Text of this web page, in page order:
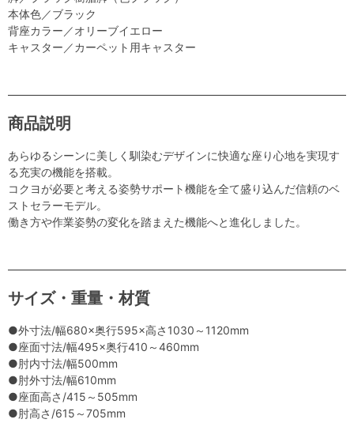
本体色／ブラック
背座カラー／オリーブイエロー
キャスター／カーペット用キャスター
商品説明
あらゆるシーンに美しく馴染むデザインに快適な座り心地を実現す
る充実の機能を搭載。
コクヨが必要と考える姿勢サポート機能を全て盛り込んだ信頼のベ
ストセラーモデル。
働き方や作業姿勢の変化を踏まえた機能へと進化しました。
サイズ・重量・材質
●外寸法/幅680×奥行595×高さ1030～1120mm
●座面寸法/幅495×奥行410～460mm
●肘内寸法/幅500mm
●肘外寸法/幅610mm
●座面高さ/415～505mm
●肘高さ/615～705mm